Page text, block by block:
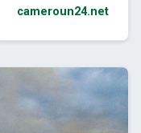
cameroun24.net